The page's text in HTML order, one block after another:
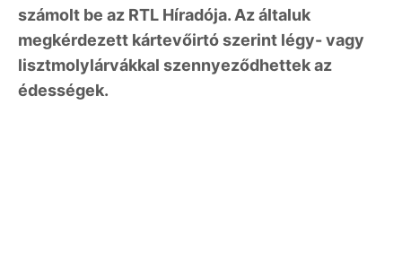
számolt be az RTL Híradója. Az általuk
megkérdezett kártevőirtó szerint légy- vagy
lisztmolylárvákkal szennyeződhettek az
édességek.